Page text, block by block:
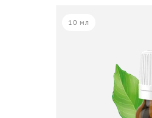
10 мл